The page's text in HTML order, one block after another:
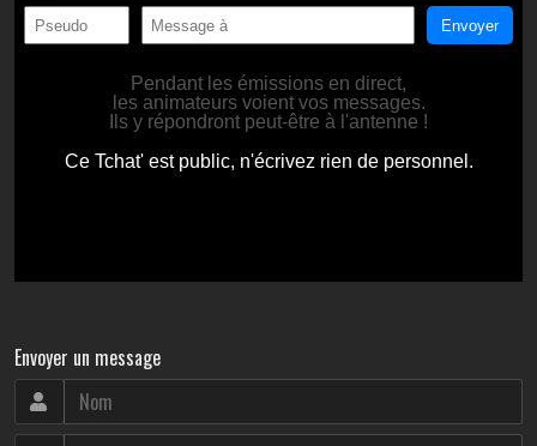
Envoyer un message